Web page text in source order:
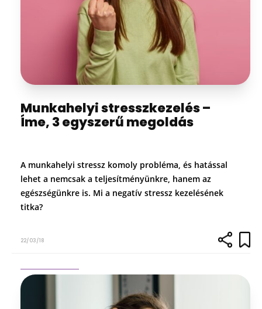
Munkahelyi stresszkezelés –
Íme, 3 egyszerű megoldás
A munkahelyi stressz komoly probléma, és hatással
lehet a nemcsak a teljesítményünkre, hanem az
egészségünkre is. Mi a negatív stressz kezelésének
titka?
22/03/18